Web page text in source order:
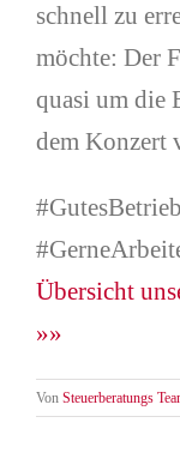
schnell zu
möchte: Der
quasi um die
dem Konzert
Übersicht
»»
Von Steuerberatungs